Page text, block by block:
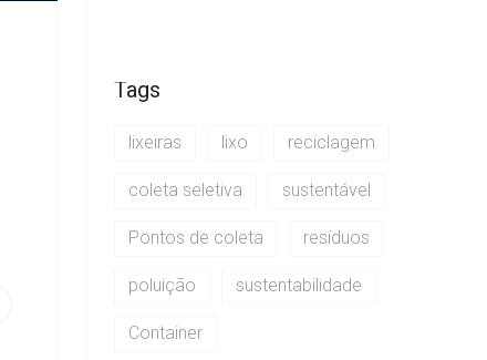
Tags
lixeiras lixo reciclagem
coleta seletiva sustentável
Pontos de coleta resíduos
poluição sustentabilidade
Container